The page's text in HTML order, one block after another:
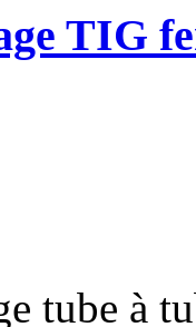
TIG
tube à